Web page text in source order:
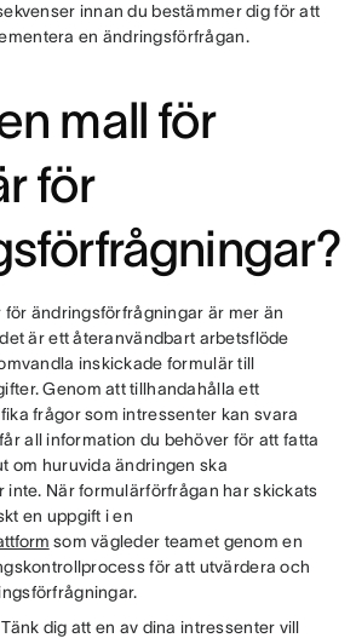
innan du bestämmer dig för att
en ändringsförfrågan.
mall för
för
för ändringsförfrågningar är mer än
är ett återanvändbart arbetsflöde
inskickade formulär till
Genom att tillhandahålla ett
frågor som intressenter kan svara
all information du behöver för att fatta
om huruvida ändringen ska
inte. När formulärförfrågan har skickats
en uppgift i en
som vägleder teamet genom en
för att utvärdera och
dig att en av dina intressenter vill